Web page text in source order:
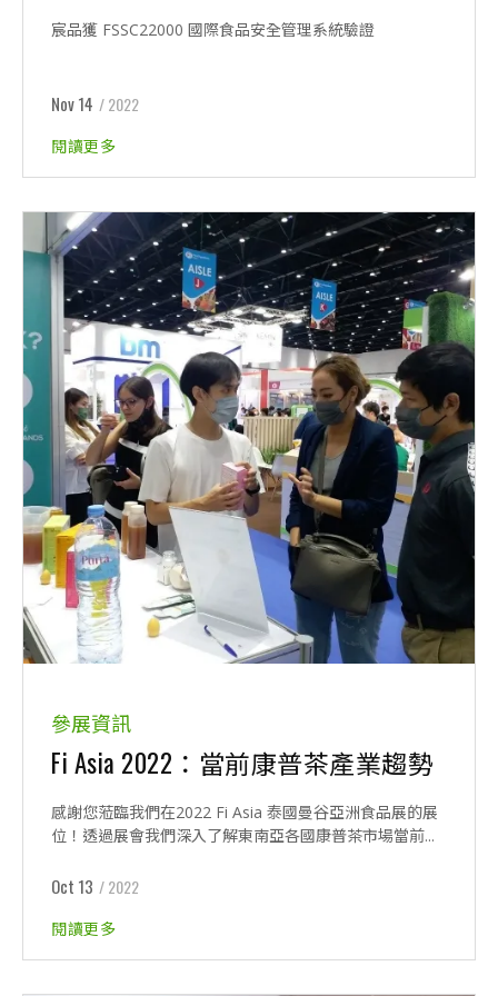
宸品獲 FSSC22000 國際食品安全管理系統驗證
Nov 14 / 2022
閱讀更多
參展資訊
Fi Asia 2022：當前康普茶產業趨勢
感謝您蒞臨我們在2022 Fi Asia 泰國曼谷亞洲食品展的展
位！透過展會我們深入了解東南亞各國康普茶市場當前...
Oct 13 / 2022
閱讀更多